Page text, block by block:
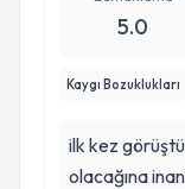
5.0
Kaygı Bozuklukları
ilk kez
olacağına